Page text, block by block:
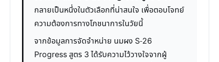
กลายเป็นหนึ่งในตัวเลือกที่น่าสนใจ เพื่อตอบโจทย์
ความต้องการทางโภชนาการในวัยนี้
จากข้อมูลการจัดจำหน่าย นมผง S-26
Progress สูตร 3 ได้รับความไว้วางใจจากผู้